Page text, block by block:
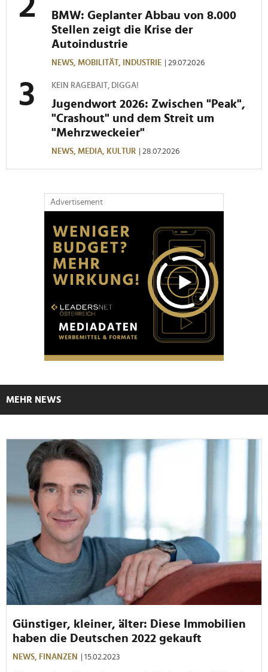
analysieren. Außerdem geben wir Informationen zu Ihrer
Verwendung unserer Website an unsere Partner für
soziale Medien, Werbung und Analysen weiter. Unsere
weiteren Daten zusammen, die Sie ihnen bereitgestellt
haben oder die sie im Rahmen Ihrer Nutzung der Dienste
gesammelt haben.
BMW: Geplanter Abbau von 8.000
Stellen zeigt die Krise der
Autoindustrie
NEWS, MOBILITÄT, INDUSTRIE | 29.07.2026
KEIN RAGEBAIT, DIGGA!
Jugendwort 2026: Zwischen "Peak",
"Crashout" und dem Streit um
"Mehrzweckeier"
NEWS, MEDIA, KULTUR | 28.07.2026
Advertisement
MEHR NEWS
Günstiger, kleiner, älter: Diese Immobilien
haben die Deutschen 2022 gekauft
NEWS, FINANZEN | 15.02.2023